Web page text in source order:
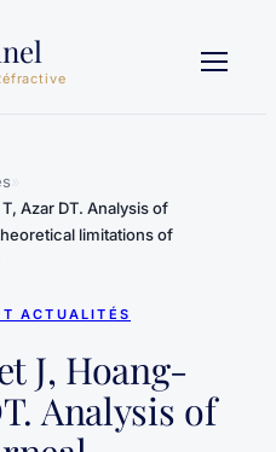
Azar DT. Analysis of
limitations of
ACTUALITÉS
J, Hoang-
Analysis of